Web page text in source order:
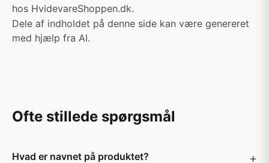
hos HvidevareShoppen.dk.
Dele af indholdet på denne side kan være genereret
med hjælp fra AI.
Ofte stillede spørgsmål
Hvad er navnet på produktet?